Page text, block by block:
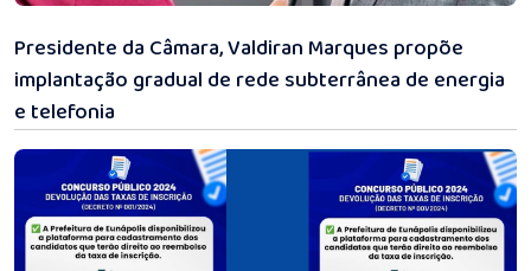
Presidente da Câmara, Valdiran Marques propõe
implantação gradual de rede subterrânea de energia
e telefonia